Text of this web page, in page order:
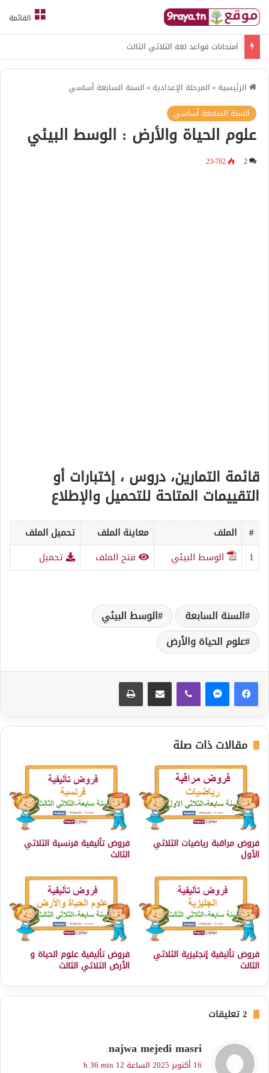
القائمة
امتحانات قواعد لغة الثلاثي الثالث
الرئيسية »المرحلة الإعدادية »السنة السابعة أساسي
السنة السابعة أساسي
علوم الحياة والأرض : الوسط البيئي
2 23٬762
قائمة التمارين، دروس ، إختبارات أو
التقييمات المتاحة للتحميل والإطلاع
# الملف معاينة الملف
تحميل الملف
1
الوسط البيئي فتح الملف تحميل
السنة السابعة
الوسط البيئي
علوم الحياة والأرض
مقالات ذات صلة
فروض مراقبة رياضيات الثلاثي
الأول
فروض تأليفية فرنسية الثلاثي
الثالث
فروض تأليفية إنجليزية الثلاثي
الثالث
فروض تأليفية علوم الحياة و
الأرض الثلاثي الثالث
‫2 تعليقات
ي
ق
najwa mejedi masri
:
16 أكتوبر 2025 الساعة 12 h 36 min